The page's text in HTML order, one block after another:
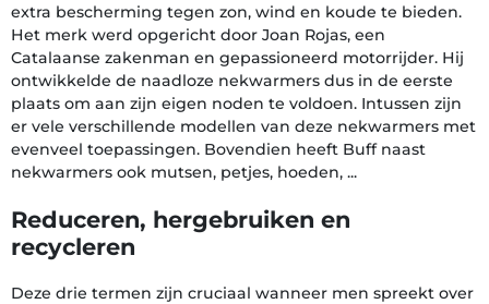
extra bescherming tegen zon, wind en koude te bieden.
Het merk werd opgericht door Joan Rojas, een
Catalaanse zakenman en gepassioneerd motorrijder. Hij
ontwikkelde de naadloze nekwarmers dus in de eerste
plaats om aan zijn eigen noden te voldoen. Intussen zijn
er vele verschillende modellen van deze nekwarmers met
evenveel toepassingen. Bovendien heeft Buff naast
nekwarmers ook mutsen, petjes, hoeden, ...
Reduceren, hergebruiken en
recycleren
Deze drie termen zijn cruciaal wanneer men spreekt over